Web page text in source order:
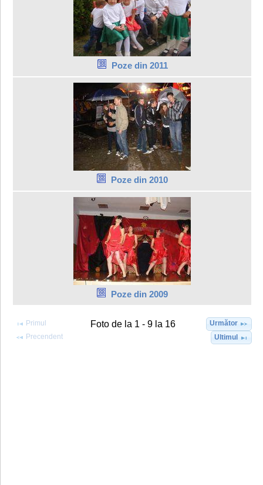
Poze din 2011
Poze din 2010
Poze din 2009
Primul
Precendent
Foto de la 1 - 9 la 16
Următor
Ultimul